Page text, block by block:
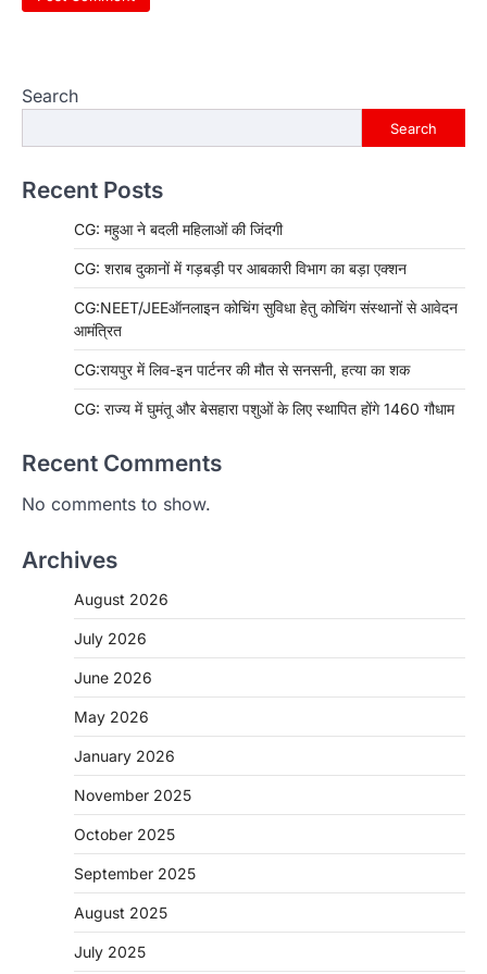
Search
Search
Recent Posts
CG: महुआ ने बदली महिलाओं की जिंदगी
CG: शराब दुकानों में गड़बड़ी पर आबकारी विभाग का बड़ा एक्शन
CG:NEET/JEEऑनलाइन कोचिंग सुविधा हेतु कोचिंग संस्थानों से आवेदन
आमंत्रित
CG:रायपुर में लिव-इन पार्टनर की मौत से सनसनी, हत्या का शक
CG: राज्य में घुमंतू और बेसहारा पशुओं के लिए स्थापित होंगे 1460 गौधाम
Recent Comments
No comments to show.
Archives
August 2026
July 2026
June 2026
May 2026
January 2026
November 2025
October 2025
September 2025
August 2025
July 2025
CG: शराब दुकानों में गड़बड़ी पर आबकारी
विभाग का बड़ा एक्शन
रायपुर। छत्तीसगढ़ में शराब दुकानों में अधिक कीमत पर